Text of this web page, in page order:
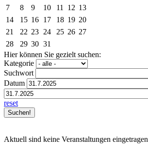
7
8 9 10 11 12 13
14
15 16 17 18 19 20
21
22 23 24 25 26 27
28
29 30 31
Hier können Sie gezielt suchen:
Kategorie
Suchwort
Datum
reset
Aktuell sind keine Veranstaltungen eingetragen